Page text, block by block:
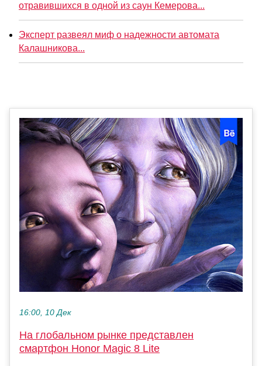
отравившихся в одной из саун Кемерова...
Эксперт развеял миф о надежности автомата
Калашникова...
16:00, 10 Дек
На глобальном рынке представлен
смартфон Honor Magic 8 Lite